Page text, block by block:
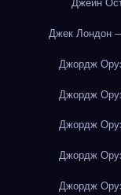
Джейн
Джек Лондон
Джордж
Джордж
Джордж
Джордж
Джордж